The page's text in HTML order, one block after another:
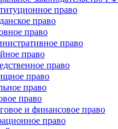
право
право
право
право
право
право
право
право
право
и финансовое право
право